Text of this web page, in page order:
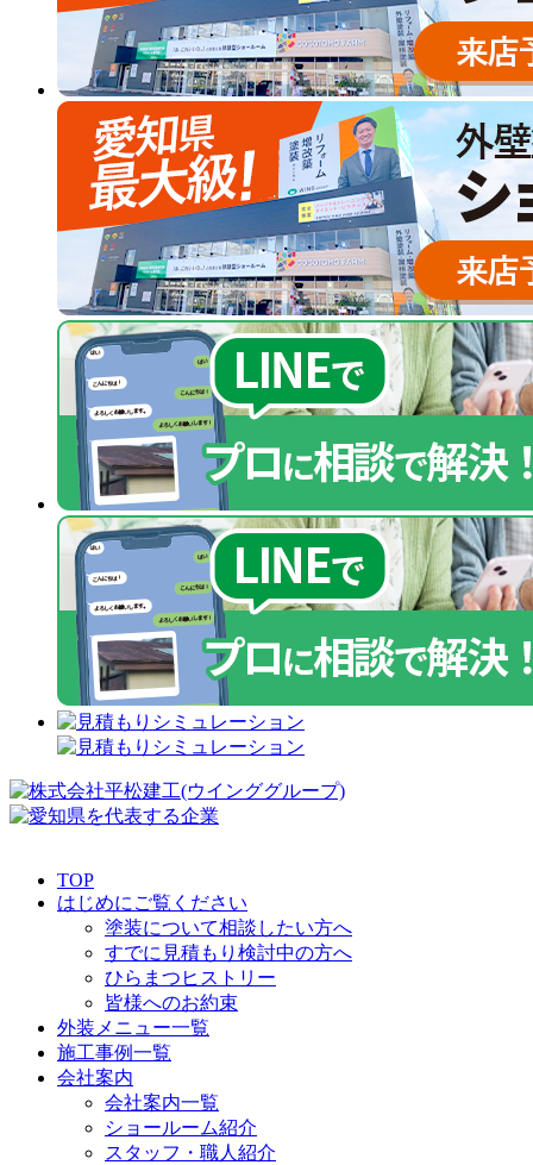
TOP
はじめにご覧ください
塗装について相談したい方へ
すでに見積もり検討中の方へ
ひらまつヒストリー
皆様へのお約束
外装メニュー一覧
施工事例一覧
会社案内
会社案内一覧
ショールーム紹介
スタッフ・職人紹介